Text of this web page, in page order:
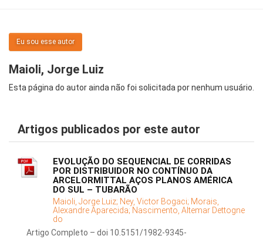
Eu sou esse autor
Maioli, Jorge Luiz
Esta página do autor ainda não foi solicitada por nenhum usuário.
Artigos publicados por este autor
EVOLUÇÃO DO SEQUENCIAL DE CORRIDAS
POR DISTRIBUIDOR NO CONTÍNUO DA
ARCELORMITTAL AÇOS PLANOS AMÉRICA
DO SUL – TUBARÃO
Maioli, Jorge Luiz; Ney, Victor Bogaci; Morais,
Alexandre Aparecida; Nascimento, Altemar Dettogne
do
Artigo Completo – doi 10.5151/1982-9345-